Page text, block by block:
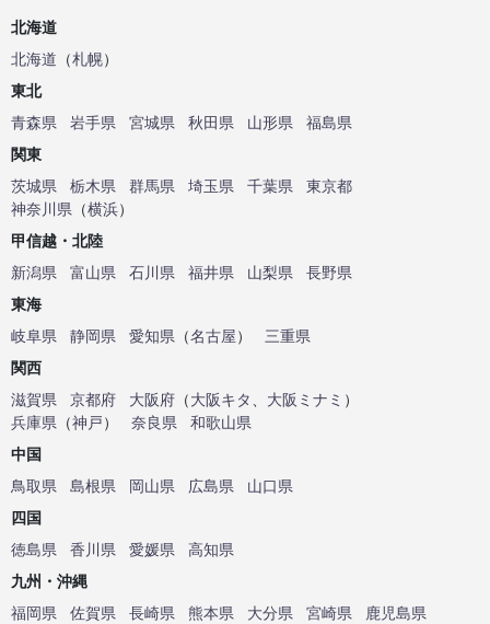
北海道
北海道 （札幌）
東北
青森県
岩手県 宮城県 秋田県 山形県
福島県
関東
茨城県
栃木県 群馬県 埼玉県 千葉県
東京都
神奈川県 （横浜）
甲信越・北陸
新潟県
富山県 石川県 福井県 山梨県
長野県
東海
岐阜県
静岡県 愛知県 （名古屋）
三重県
関西
滋賀県
京都府 大阪府 （大阪キタ 大阪ミナミ ）
兵庫県 （神戸） 奈良県
和歌山県
中国
鳥取県
島根県 岡山県 広島県
山口県
四国
徳島県
香川県 愛媛県
高知県
九州・沖縄
福岡県
佐賀県 長崎県 熊本県 大分県 宮崎県
鹿児島県